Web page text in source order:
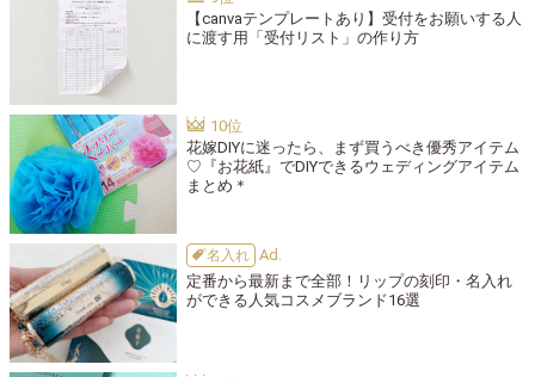
【canvaテンプレートあり】受付をお願いする人
に渡す用「受付リスト」の作り方
花嫁DIYに迷ったら、まず買うべき優秀アイテム
♡『お花紙』でDIYできるウェディングアイテム
まとめ＊
名入れ
定番から最新まで全部！リップの刻印・名入れ
ができる人気コスメブランド16選